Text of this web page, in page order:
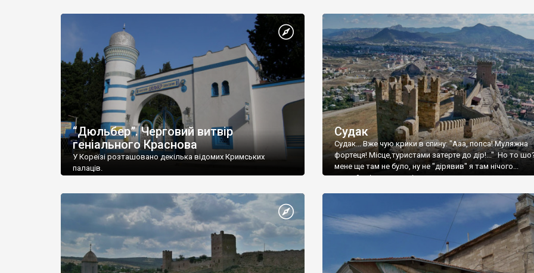
“Дюльбер”. Черговий витвір
геніального Краснова
У Кореїзі розташовано декілька відомих Кримських
палаців.
Судак
Судак... Вже чую крики в спину: "Ааа, попса! Муляжна
фортеця! Місце,туристами затерте до дір!..." Но то
мене ще там не було, ну не "дірявив" я там нічого...
принаймні до цього літа.